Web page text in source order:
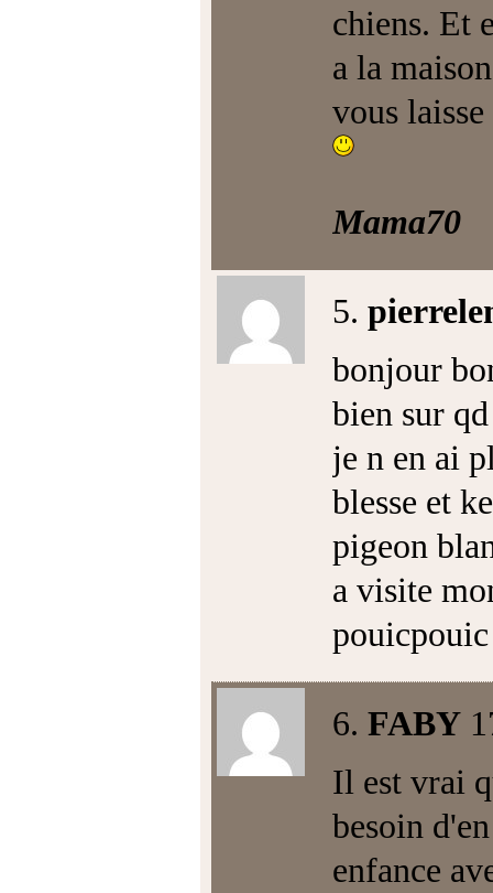
chiens. Et
a la
vous
Mama70
5.
bonjour
bien sur
je n en ai
blesse et
pigeon
a visite
6. FABY
Il est vrai
besoin
enfance